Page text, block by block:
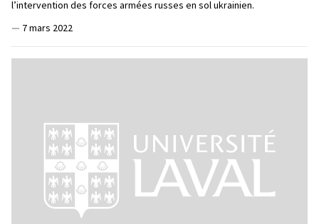
l’intervention des forces armées russes en sol ukrainien.
— 7 mars 2022